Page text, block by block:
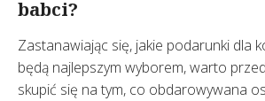
babci?
Zastanawiając się, jakie podarunki dla
będą najlepszym wyborem, warto
skupić się na tym, co obdarowywana